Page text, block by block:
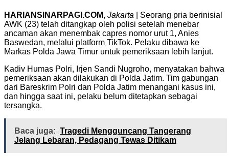
HARIANSINARPAGI.COM, Jakarta | Seorang pria berinisial
AWK (23) telah ditangkap oleh polisi setelah menebar
ancaman akan menembak capres nomor urut 1, Anies
Baswedan, melalui platform TikTok. Pelaku dibawa ke
Markas Polda Jawa Timur untuk pemeriksaan lebih lanjut.
Kadiv Humas Polri, Irjen Sandi Nugroho, menyatakan bahwa
pemeriksaan akan dilakukan di Polda Jatim. Tim gabungan
dari Bareskrim Polri dan Polda Jatim menangani kasus ini,
dan hingga saat ini, pelaku belum ditetapkan sebagai
tersangka.
Baca juga: Tragedi Mengguncang Tangerang
Jelang Lebaran, Pedagang Tewas Ditikam